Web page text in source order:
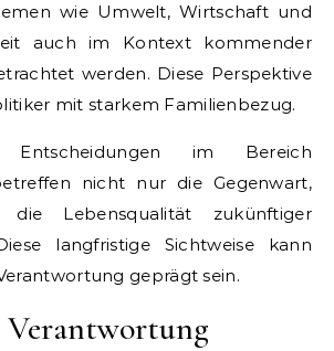
wie Umwelt, Wirtschaft und
auch im Kontext kommender
werden. Diese Perspektive
mit starkem Familienbezug.
im Bereich
nicht nur die Gegenwart,
Lebensqualität zukünftiger
langfristige Sichtweise kann
geprägt sein.